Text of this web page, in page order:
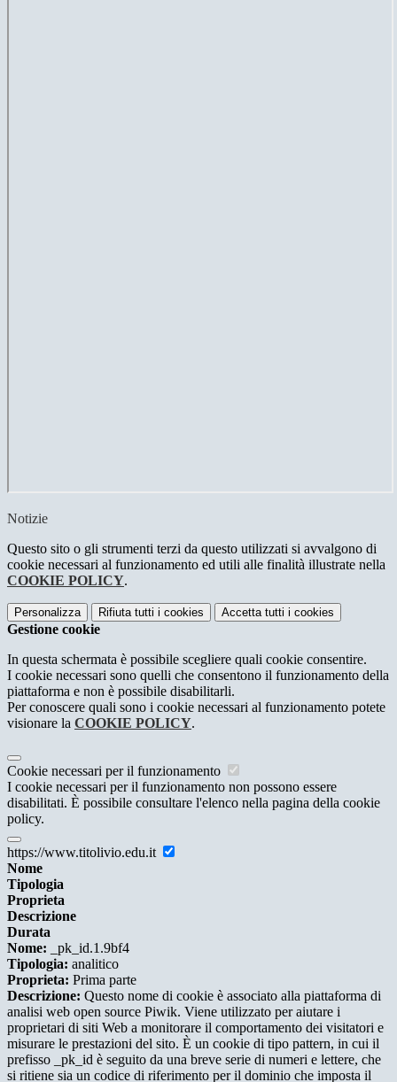
Notizie
Questo sito o gli strumenti terzi da questo utilizzati si avvalgono di
cookie necessari al funzionamento ed utili alle finalità illustrate nella
COOKIE POLICY.
Personalizza Rifiuta tutti i cookies Accetta tutti i cookies
Gestione cookie
In questa schermata è possibile scegliere quali cookie consentire.
I cookie necessari sono quelli che consentono il funzionamento della
piattaforma e non è possibile disabilitarli.
Per conoscere quali sono i cookie necessari al funzionamento potete
visionare la COOKIE POLICY.
Cookie necessari per il funzionamento
I cookie necessari per il funzionamento non possono essere
disabilitati. È possibile consultare l'elenco nella pagina della cookie
policy.
https://www.titolivio.edu.it
Nome
Tipologia
Proprieta
Descrizione
Durata
Nome: _pk_id.1.9bf4
Tipologia: analitico
Proprieta: Prima parte
Descrizione: Questo nome di cookie è associato alla piattaforma di
analisi web open source Piwik. Viene utilizzato per aiutare i
proprietari di siti Web a monitorare il comportamento dei visitatori e
misurare le prestazioni del sito. È un cookie di tipo pattern, in cui il
prefisso _pk_id è seguito da una breve serie di numeri e lettere, che
si ritiene sia un codice di riferimento per il dominio che imposta il